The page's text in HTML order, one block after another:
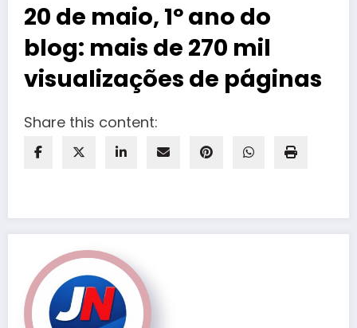
20 de maio, 1º ano do
blog: mais de 270 mil
visualizações de páginas
Share this content: